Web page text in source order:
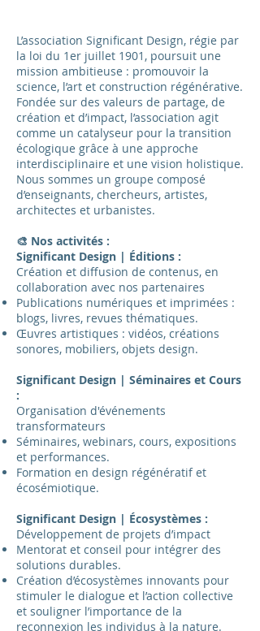
L’association Significant Design, régie par
la loi du 1er juillet 1901, poursuit une
mission ambitieuse : promouvoir la
science, l’art et construction régénérative.
Fondée sur des valeurs de partage, de
création et d’impact, l’association agit
comme un catalyseur pour la transition
écologique grâce à une approche
interdisciplinaire et une vision holistique.
Nous sommes un groupe composé
d’enseignants, chercheurs, artistes,
architectes et urbanistes.
🎨 Nos activités :
Significant Design | Éditions :
Création et diffusion de contenus, en
collaboration avec nos partenaires
Publications numériques et imprimées :
blogs, livres, revues thématiques.
Œuvres artistiques : vidéos, créations
sonores, mobiliers, objets design.
Significant Design | Séminaires et Cours
:
Organisation d'événements
transformateurs
Séminaires, webinars, cours, expositions
et performances.
Formation en design régénératif et
écosémiotique.
Significant Design | Écosystèmes :
Développement de projets d’impact
Mentorat et conseil pour intégrer des
solutions durables.
Création d’écosystèmes innovants pour
stimuler le dialogue et l’action collective
et souligner l’importance de la
reconnexion les individus à la nature.